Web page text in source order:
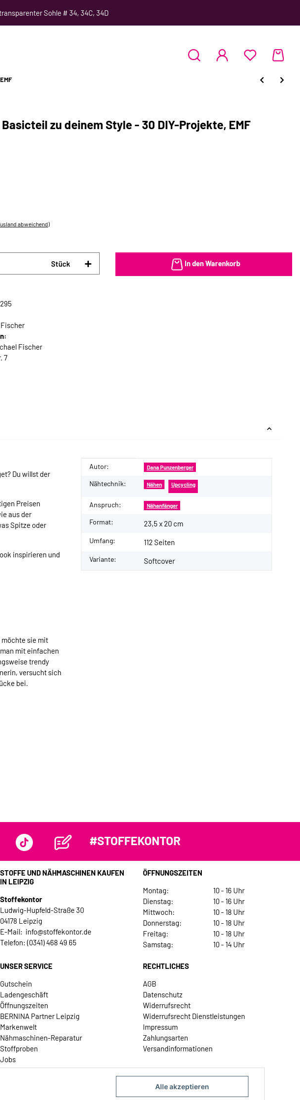
Alle akzeptieren
Sohle # 34, 34C, 34D
zu deinem Style - 30 DIY-Projekte, EMF
abweichend)
Stück In den Warenkorb
Fischer
7
Du willst der
Preisen
aus der
Spitze oder
inspirieren und
möchte sie mit
mit einfachen
trendy
versucht sich
bei.
Produkteigenschaft
Wert
Autor: Dana Punzenberger
Nähtechnik: Nähen Upcycling
Anspruch: Nähanfänger
Format: 23,5 x 20 cm
Umfang: 112 Seiten
Variante: Softcover
#STOFFEKONTOR
STOFFE UND NÄHMASCHINEN KAUFEN
IN LEIPZIG
Stoffekontor
Ludwig-Hupfeld-Straße 30
04178 Leipzig
E-Mail: info@stoffekontor.de
Telefon: (0341) 468 49 65
ÖFFNUNGSZEITEN
Montag:
10 - 16 Uhr
Dienstag:
10 - 16 Uhr
Mittwoch:
10 - 18 Uhr
Donnerstag:
10 - 18 Uhr
Freitag:
10 - 18 Uhr
Samstag:
10 - 14 Uhr
UNSER SERVICE
Gutschein
Ladengeschäft
Öffnungszeiten
BERNINA Partner Leipzig
Markenwelt
Nähmaschinen-Reparatur
Stoffproben
Jobs
Kontakt
RECHTLICHES
AGB
Datenschutz
Widerrufsrecht
Widerrufsrecht Dienstleistungen
Impressum
Zahlungsarten
Versandinformationen